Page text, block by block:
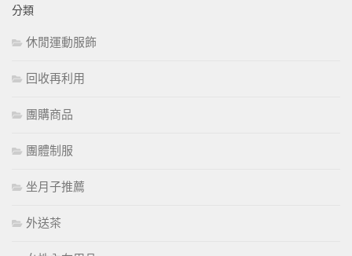
分類
休閒運動服飾
回收再利用
團購商品
團體制服
坐月子推薦
外送茶